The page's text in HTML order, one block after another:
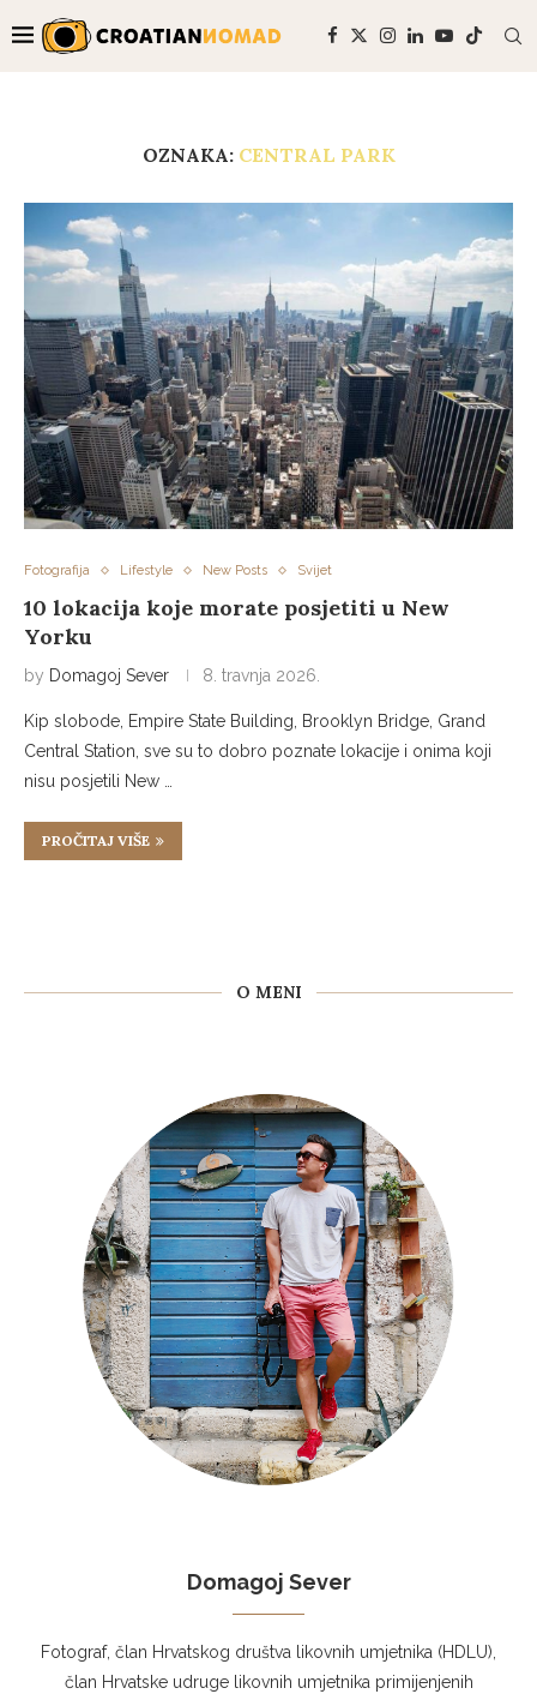
OZNAKA: CENTRAL PARK
Fotografija Lifestyle New Posts Svijet
10 lokacija koje morate posjetiti u New
Yorku
by Domagoj Sever 8. travnja 2026.
Kip slobode, Empire State Building, Brooklyn Bridge, Grand
Central Station, sve su to dobro poznate lokacije i onima koji
nisu posjetili New …
PROČITAJ VIŠE
O MENI
Domagoj Sever
Fotograf, član Hrvatskog društva likovnih umjetnika (HDLU),
član Hrvatske udruge likovnih umjetnika primijenjenih